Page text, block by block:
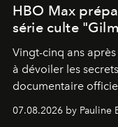
HBO Max
série culte
Vingt-cinq ans après
à dévoiler les
documentaire
inédites et plongée
générationnel.
07.08.2026 by Pauline